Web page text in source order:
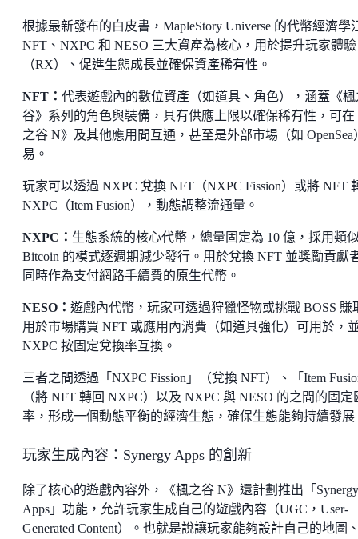
根據最新發布的白皮書，MapleStory Universe 的代幣經濟學
NFT、NXPC 和 NESO 三大資產為核心，用於提升玩家體驗
（RX）、促進生態成長並確保資產稀有性。
NFT： 代表遊戲內的數位資產（如道具、角色），涵蓋《楓
谷》系列的角色與裝備，具有供應上限以確保稀有性，可在
之谷 N》及其他應用間互通，甚至是外部市場（如 OpenSea
易。
玩家可以透過 NXPC 兌換 NFT（NXPC Fission）或將 NFT
NXPC（Item Fusion），動態調整流通量。
NXPC： 生態系統的核心代幣，總量固定為 10 億，採用類
Bitcoin 的模式逐週期減少發行。用於兌換 NFT 並獎勵貢獻
同時作為支付網路手續費的原生代幣。
NESO： 遊戲內代幣，玩家可透過狩獵怪物或挑戰 BOSS 賺
用於市場購買 NFT 或應用內消費（如道具強化）可用於，
NXPC 按固定兌換率互換。
三者之間透過「NXPC Fission」（兌換 NFT）、「Item
（將 NFT 轉回 NXPC）以及 NXPC 與 NESO 的之間的固定
率，形成一個動態平衡的經濟生態，確保生態能夠持續發展
玩家生成內容：Synergy Apps 的創新
除了核心的遊戲內容外，《楓之谷 N》還計劃推出「Synergy
Apps」功能，允許玩家生成自己的遊戲內容（UGC，User-
Generated Content）。也就是說讓玩家能夠設計自己的地圖